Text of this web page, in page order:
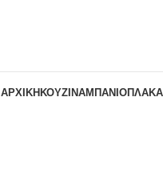
ΑΡΧΙΚΉΚΟΥΖΊΝΑΜΠΆΝΙΟ